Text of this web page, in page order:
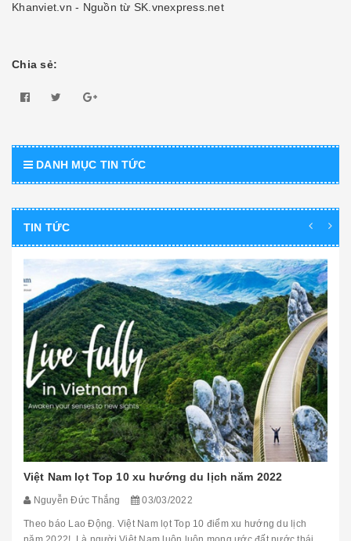
Khanviet.vn - Nguồn từ SK.vnexpress.net
Chia sẻ:
DANH MỤC TIN TỨC
TIN TỨC
Việt Nam lọt Top 10 xu hướng du lịch năm 2022
Nguyễn Đức Thắng 03/03/2022
Theo báo Lao Động. Việt Nam lọt Top 10 điểm xu hướng du lịch